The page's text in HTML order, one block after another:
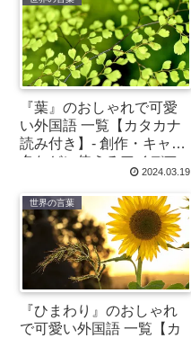
『葉』のおしゃれで可愛
い外国語 一覧【カタカナ
読み付き】- 創作・キャラ
名などに使えるアイデア
2024.03.19
世界の言葉
『ひまわり』のおしゃれ
で可愛い外国語 一覧【カ